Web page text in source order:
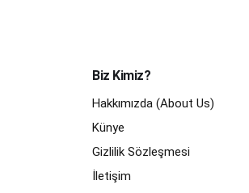
Biz Kimiz?
Hakkımızda (About Us)
Künye
Gizlilik Sözleşmesi
İletişim